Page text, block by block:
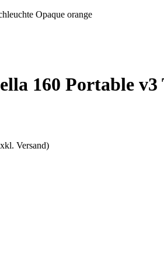
Opaque orange
160 Portable
Versand)